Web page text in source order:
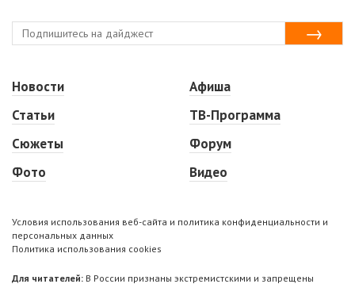
Новости
Статьи
Сюжеты
Фото
Афиша
ТВ-Программа
Форум
Видео
Условия использования веб-сайта и политика конфиденциальности и
персональных данных
Политика использования cookies
Для читателей: В России признаны экстремистскими и запрещены